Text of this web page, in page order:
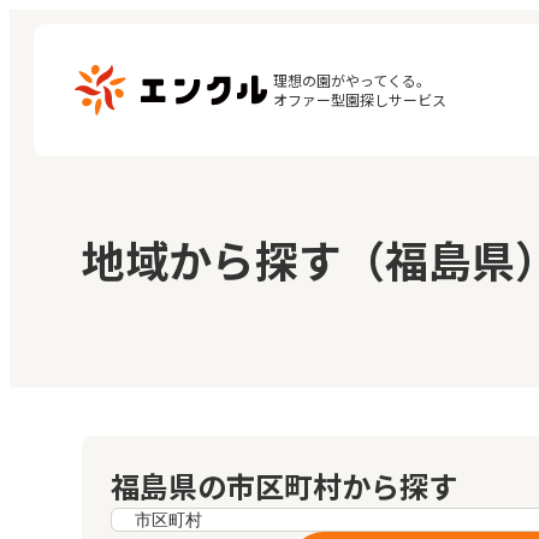
理想の園がやってくる。
オファー型園探しサービス
保育園・幼稚園を探す
地図から探す
閲
お
地域から探す（福島県）
福島県の市区町村から探す